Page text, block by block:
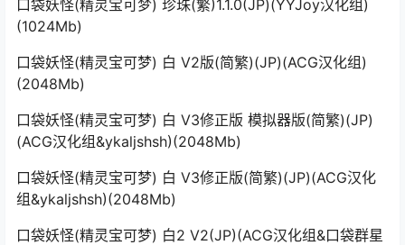
口袋妖怪(精灵宝可梦) 珍珠(繁)1.1.0(JP)(YYJoy汉化组)
(1024Mb)
口袋妖怪(精灵宝可梦) 白 V2版(简繁)(JP)(ACG汉化组)
(2048Mb)
口袋妖怪(精灵宝可梦) 白 V3修正版 模拟器版(简繁)(JP)
(ACG汉化组&ykaljshsh)(2048Mb)
口袋妖怪(精灵宝可梦) 白 V3修正版(简繁)(JP)(ACG汉化
组&ykaljshsh)(2048Mb)
口袋妖怪(精灵宝可梦) 白2 V2(JP)(ACG汉化组&口袋群星